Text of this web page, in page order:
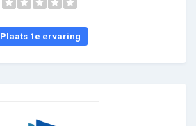
Plaats 1e ervaring